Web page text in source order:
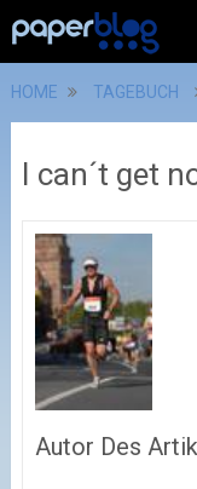
HOME TAGEBUCH
I can´t get
Autor Des